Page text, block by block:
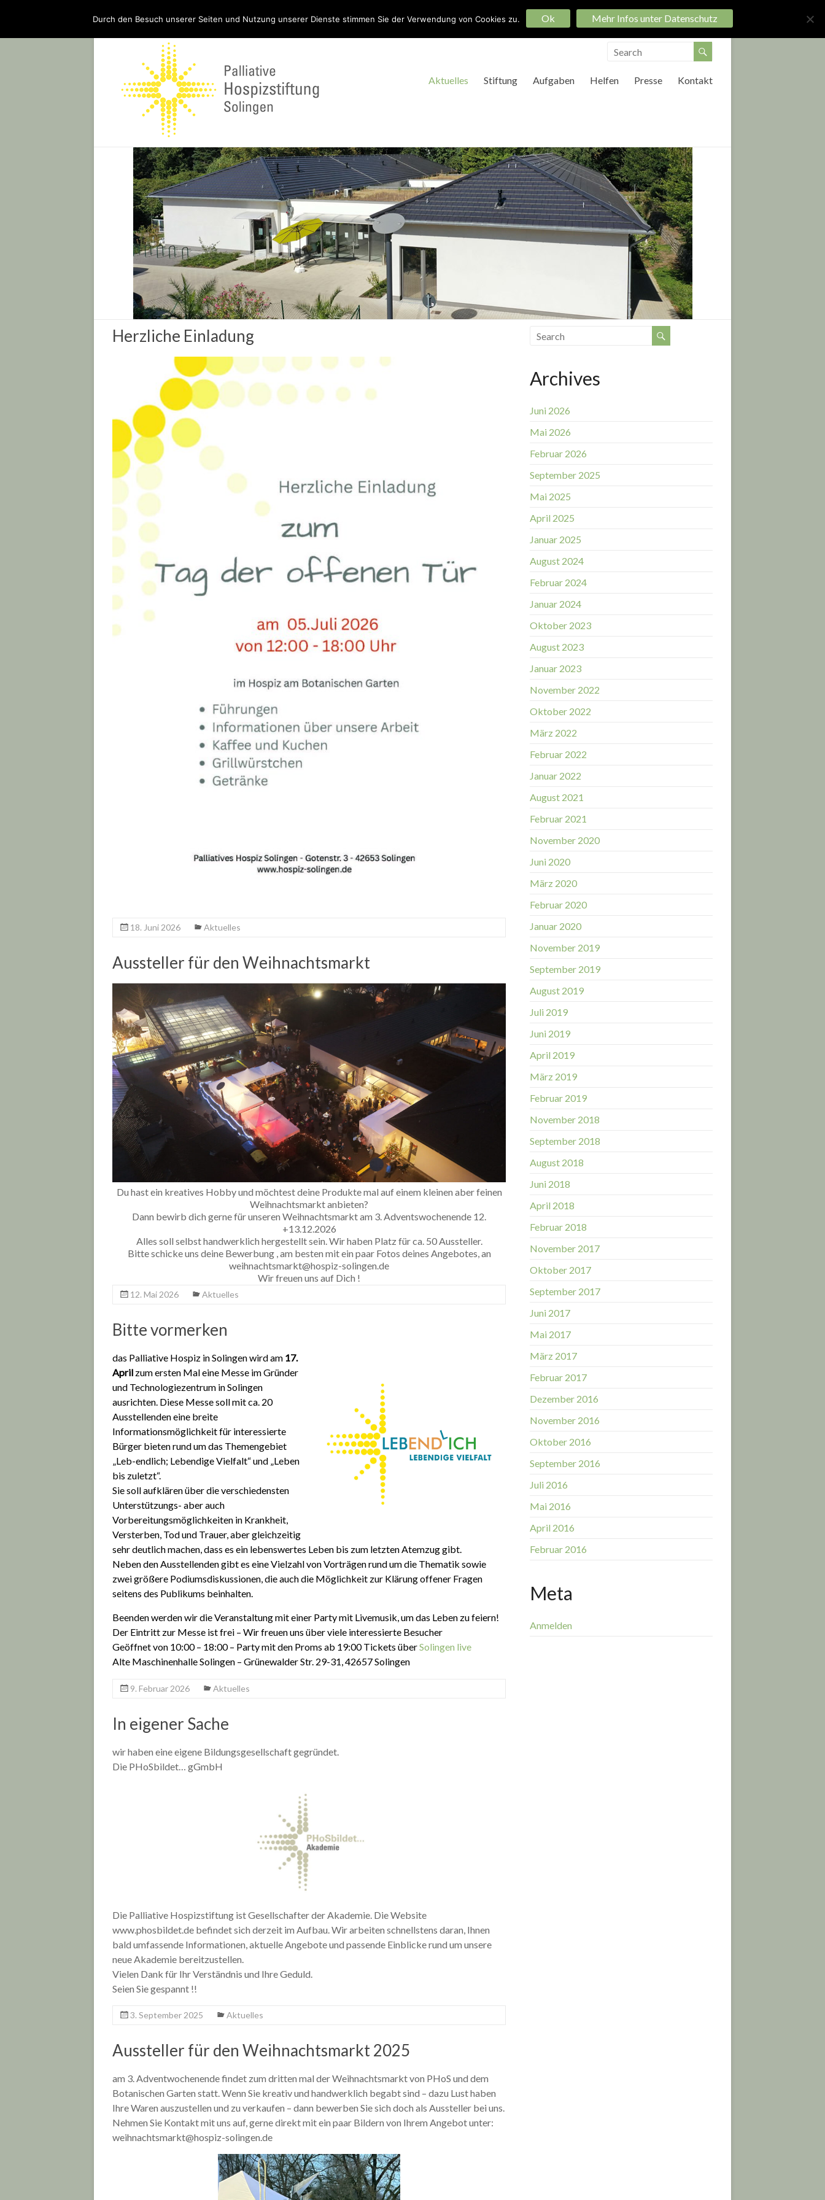
Ein Hospiz für Solingen – bauen Sie mit! Startseite Impressum Datenschutz
Aktuelles Stiftung Aufgaben Helfen Presse Kontakt
Herzliche Einladung
18. Juni 2026 Aktuelles
Aussteller für den Weihnachtsmarkt
Du hast ein kreatives Hobby und möchtest deine Produkte mal auf einem kleinen aber feinen
Weihnachtsmarkt anbieten?
Dann bewirb dich gerne für unseren Weihnachtsmarkt am 3. Adventswochenende 12.
+13.12.2026
Alles soll selbst handwerklich hergestellt sein. Wir haben Platz für ca. 50 Aussteller.
Bitte schicke uns deine Bewerbung , am besten mit ein paar Fotos deines Angebotes, an
weihnachtsmarkt@hospiz-solingen.de
Wir freuen uns auf Dich !
12. Mai 2026 Aktuelles
Bitte vormerken
das Palliative Hospiz in Solingen wird am 17.
April zum ersten Mal eine Messe im Gründer
und Technologiezentrum in Solingen
ausrichten. Diese Messe soll mit ca. 20
Ausstellenden eine breite
Informationsmöglichkeit für interessierte
Bürger bieten rund um das Themengebiet
„Leb-endlich; Lebendige Vielfalt“ und „Leben
bis zuletzt“.
Sie soll aufklären über die verschiedensten
Unterstützungs- aber auch
Vorbereitungsmöglichkeiten in Krankheit,
Versterben, Tod und Trauer, aber gleichzeitig
sehr deutlich machen, dass es ein lebenswertes Leben bis zum letzten Atemzug gibt.
Neben den Ausstellenden gibt es eine Vielzahl von Vorträgen rund um die Thematik sowie
zwei größere Podiumsdiskussionen, die auch die Möglichkeit zur Klärung offener Fragen
seitens des Publikums beinhalten.
Beenden werden wir die Veranstaltung mit einer Party mit Livemusik, um das Leben zu feiern!
Der Eintritt zur Messe ist frei – Wir freuen uns über viele interessierte Besucher
Geöffnet von 10:00 – 18:00 – Party mit den Proms ab 19:00 Tickets überSolingen live
Alte Maschinenhalle Solingen – Grünewalder Str. 29-31, 42657 Solingen
9. Februar 2026 Aktuelles
In eigener Sache
wir haben eine eigene Bildungsgesellschaft gegründet.
Die PHoSbildet… gGmbH
Die Palliative Hospizstiftung ist Gesellschafter der Akademie. Die Website
www.phosbildet.de befindet sich derzeit im Aufbau. Wir arbeiten schnellstens daran, Ihnen
bald umfassende Informationen, aktuelle Angebote und passende Einblicke rund um unsere
neue Akademie bereitzustellen.
Vielen Dank für Ihr Verständnis und Ihre Geduld.
Seien Sie gespannt !!
3. September 2025 Aktuelles
Aussteller für den Weihnachtsmarkt 2025
am 3. Adventwochenende findet zum dritten mal der Weihnachtsmarkt von PHoS und dem
Botanischen Garten statt. Wenn Sie kreativ und handwerklich begabt sind – dazu Lust haben
Ihre Waren auszustellen und zu verkaufen – dann bewerben Sie sich doch als Aussteller bei uns.
Nehmen Sie Kontakt mit uns auf, gerne direkt mit ein paar Bildern von Ihrem Angebot unter:
weihnachtsmarkt@hospiz-solingen.de
Archives
Juni 2026
Mai 2026
Februar 2026
September 2025
Mai 2025
April 2025
Januar 2025
August 2024
Februar 2024
Januar 2024
Oktober 2023
August 2023
Januar 2023
November 2022
Oktober 2022
März 2022
Februar 2022
Januar 2022
August 2021
Februar 2021
November 2020
Juni 2020
März 2020
Februar 2020
Januar 2020
November 2019
September 2019
August 2019
Juli 2019
Juni 2019
April 2019
März 2019
Februar 2019
November 2018
September 2018
August 2018
Juni 2018
April 2018
Februar 2018
November 2017
Oktober 2017
September 2017
Juni 2017
Mai 2017
März 2017
Februar 2017
Dezember 2016
November 2016
Oktober 2016
September 2016
Juli 2016
Mai 2016
April 2016
Februar 2016
Meta
Anmelden
Durch den Besuch unserer Seiten und Nutzung unserer Dienste stimmen Sie der Verwendung von Cookies zu. Ok Mehr Infos unter Datenschutz